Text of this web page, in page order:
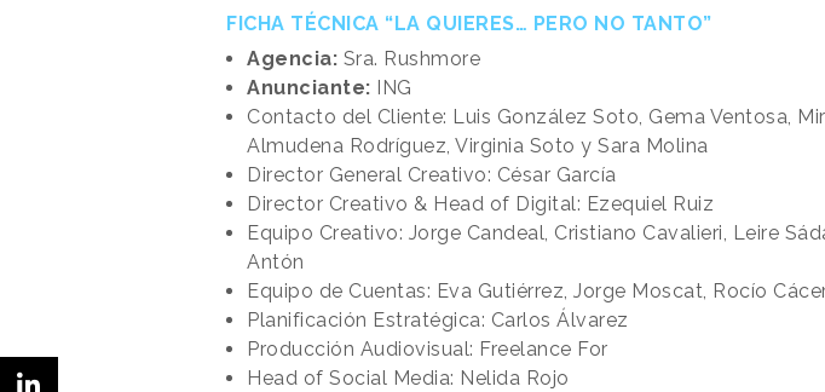
FICHA TÉCNICA “LA QUIERES… PERO NO TANTO”
Agencia: Sra. Rushmore
Anunciante: ING
Contacto del Cliente: Luis González Soto, Gema Ventosa,
Almudena Rodríguez, Virginia Soto y Sara Molina
Director General Creativo: César García
Director Creativo & Head of Digital: Ezequiel Ruiz
Equipo Creativo: Jorge Candeal, Cristiano Cavalieri, Leire
Antón
Equipo de Cuentas: Eva Gutiérrez, Jorge Moscat, Rocío
Planificación Estratégica: Carlos Álvarez
Producción Audiovisual: Freelance For
Head of Social Media: Nelida Rojo